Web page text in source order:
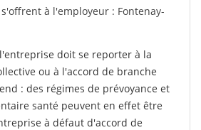
à l'employeur : Fontenay-
doit se reporter à la
ou à l'accord de branche
: des régimes de prévoyance et
santé peuvent en effet être
à défaut d'accord de